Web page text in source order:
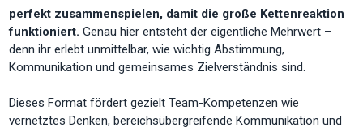
perfekt zusammenspielen, damit die große Kettenreaktion
funktioniert.Genau hier entsteht der eigentliche Mehrwert –
denn ihr erlebt unmittelbar, wie wichtig Abstimmung,
Kommunikation und gemeinsames Zielverständnis sind.
Dieses Format fördert gezielt Team-Kompetenzen wie
vernetztes Denken, bereichsübergreifende Kommunikation und